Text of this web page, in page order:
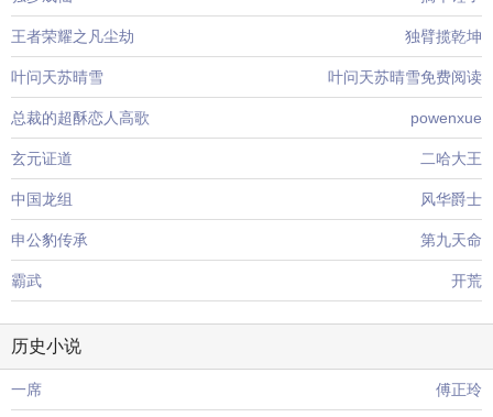
王者荣耀之凡尘劫 独臂揽乾坤
叶问天苏晴雪 叶问天苏晴雪免费阅读
总裁的超酥恋人高歌 powenxue
玄元证道 二哈大王
中国龙组 风华爵士
申公豹传承 第九天命
霸武 开荒
历史小说
一席 傅正玲